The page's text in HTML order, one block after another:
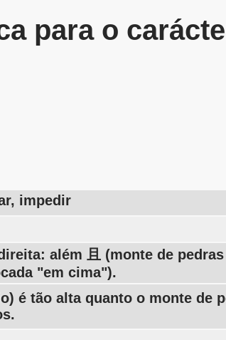
para o
impedir
além 且 (monte de
"em cima").
é tão alta quanto o monte de